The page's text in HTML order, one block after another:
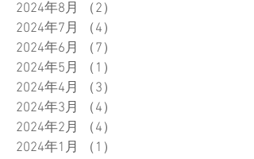
2024年8月
（2）
2024年7月
（4）
2024年6月
（7）
2024年5月
（1）
2024年4月
（3）
2024年3月
（4）
2024年2月
（4）
2024年1月
（1）